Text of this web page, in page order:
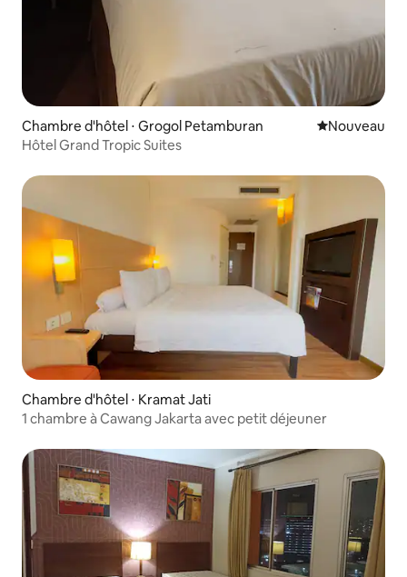
Chambre d'hôtel ⋅ Grogol Petamburan Nouvel
Nouveau
Hôtel Grand Tropic Suites
Chambre d'hôtel ⋅ Kramat Jati
1 chambre à Cawang Jakarta avec petit déjeuner